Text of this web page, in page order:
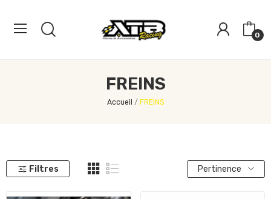
0
FREINS
Accueil FREINS
Filtres Pertinence